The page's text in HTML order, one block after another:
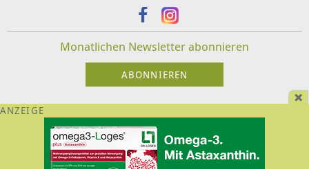
Monatlichen Newsletter abonnieren
Impressum Datenschutz Disclaimer